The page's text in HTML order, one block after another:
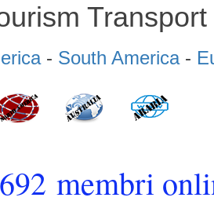
Transport
- South America-
membri